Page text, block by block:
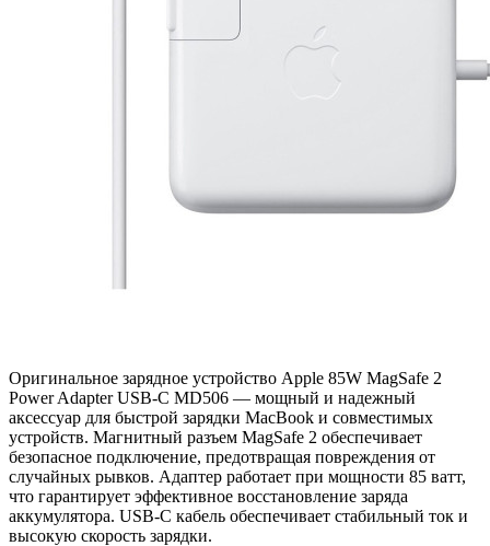
Оригинальное зарядное устройство Apple 85W MagSafe 2
Power Adapter USB-C MD506 — мощный и надежный
аксессуар для быстрой зарядки MacBook и совместимых
устройств. Магнитный разъем MagSafe 2 обеспечивает
безопасное подключение, предотвращая повреждения от
случайных рывков. Адаптер работает при мощности 85 ватт,
что гарантирует эффективное восстановление заряда
аккумулятора. USB-C кабель обеспечивает стабильный ток и
высокую скорость зарядки.